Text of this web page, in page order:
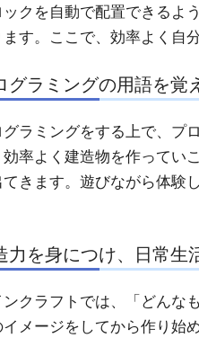
ックを自動で配置できるよ
す。ここで、効率よく自
グラミングの用語を覚
グラミングをする上で、プ
効率よく建造物を作ってい
てきます。遊びながら体験
力を身につけ、日常生
ンクラフトでは、「どんな
イメージをしてから作り始